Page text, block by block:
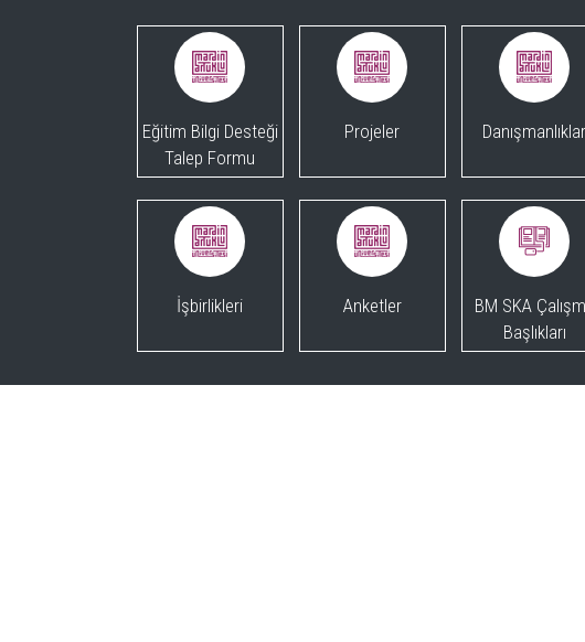
Eğitim Bilgi Desteği
Talep Formu
Projeler Danışmanlıklar
İşbirlikleri Anketler
BM SKA
Başlıkları